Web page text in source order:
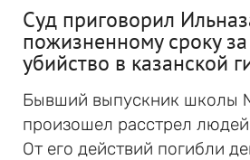
Суд приговорил
пожизненному сроку
убийство в казанской
Бывший выпускник школы
произошел расстрел
От его действий погибли